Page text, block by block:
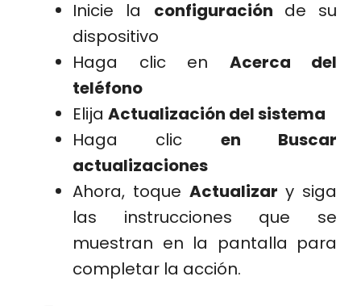
Inicie la configuración de su
dispositivo
Haga clic en Acerca del
teléfono
Elija Actualización del sistema
Haga clic en Buscar
actualizaciones
Ahora, toque Actualizar y siga
las instrucciones que se
muestran en la pantalla para
completar la acción.